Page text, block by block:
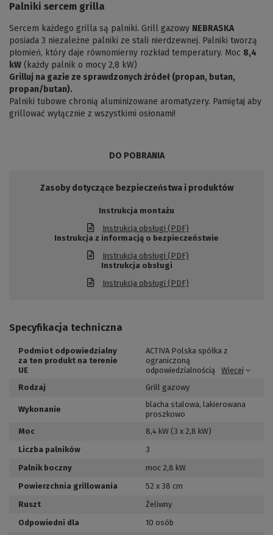
Palniki sercem grilla
Sercem każdego grilla są palniki. Grill gazowy NEBRASKA
posiada 3 niezależne palniki ze stali nierdzewnej. Palniki tworzą
płomień, który daje równomierny rozkład temperatury. Moc 8,4
kW (każdy palnik o mocy 2,8 kW)
Grilluj na gazie ze sprawdzonych źródeł (propan, butan,
propan/butan).
Palniki tubowe chronią aluminizowane aromatyzery. Pamiętaj aby
grillować wyłącznie z wszystkimi osłonami!
DO POBRANIA
Zasoby dotyczące bezpieczeństwa i produktów
Instrukcja montażu
Instrukcja obsługi (PDF)
Instrukcja z informacją o bezpieczeństwie
Instrukcja obsługi (PDF)
Instrukcja obsługi
Instrukcja obsługi (PDF)
Specyfikacja techniczna
Podmiot odpowiedzialny
za ten produkt na terenie
UE
ACTIVA Polska spółka z
ograniczoną
odpowiedzialnością
Więcej
Rodzaj
Grill gazowy
Wykonanie
blacha stalowa, lakierowana
proszkowo
Moc
8,4 kW (3 x 2,8 kW)
Liczba palników
3
Palnik boczny
moc 2,8 kW
Powierzchnia grillowania
52 x 38 cm
Ruszt
Żeliwny
Odpowiedni dla
10 osób